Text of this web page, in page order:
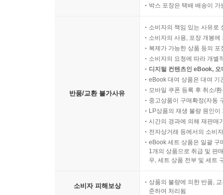
박스 포장은 택배 배송이
반품/교환 불가사유
소비자의 책임 있는 사유로
소비자의 사용, 포장 개봉
복제가 가능한 상품 등의
소비자의 요청에 따라 개별
디지털 컨텐츠인 eBook,
eBook 대여 상품은 대여 기
모바일 쿠폰 등록 후 취소/
중고상품이 구매확정(자동
LP상품의 재생 불량 원인
시간의 경과에 의해 재판매
전자상거래 등에서의 소비
eBook 세트 상품은 일괄 구
1개의 상품으로 취급 및 판
우, 세트 상품 전부 및 세트
소비자 피해보상
상품의 불량에 의한 반품,
준하여 처리됨